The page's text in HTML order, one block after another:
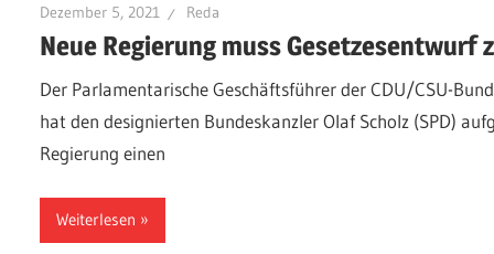
Dezember 5, 2021 Reda
Neue Regierung muss
Der Parlamentarische Geschäftsführer der CDU/CSU-
hat den designierten Bundeskanzler Olaf Scholz (SPD)
Regierung einen
Weiterlesen